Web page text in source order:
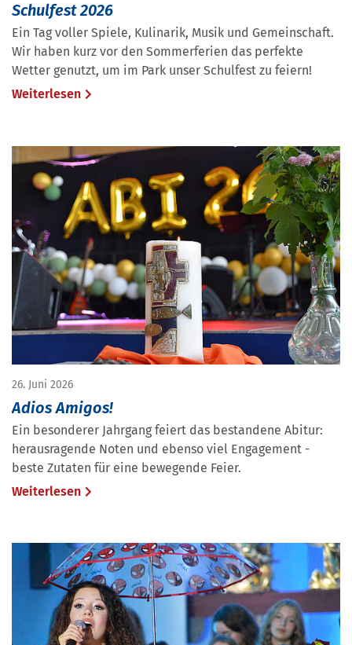
Schulfest 2026
Ein Tag voller Spiele, Kulinarik, Musik und Gemeinschaft.
Wir haben kurz vor den Sommerferien das perfekte
Wetter genutzt, um im Park unser Schulfest zu feiern!
Weiterlesen
26. Juni 2026
Adios Amigos!
Ein besonderer Jahrgang feiert das bestandene Abitur:
herausragende Noten und ebenso viel Engagement -
beste Zutaten für eine bewegende Feier.
Weiterlesen